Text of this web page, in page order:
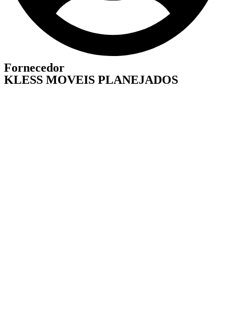
Fornecedor
KLESS MOVEIS PLANEJADOS